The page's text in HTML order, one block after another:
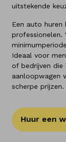
uitstekende
Een auto
professionelen.
Ideaal voor
of bedrijven die
aanloopwagen
scherpe prijzen.
Huur een